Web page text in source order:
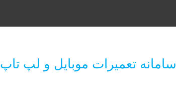
سامانه تعمیرات موبایل و لپ تاپ